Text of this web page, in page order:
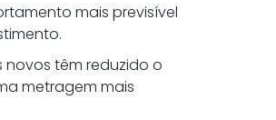
mais previsível
têm reduzido o
metragem mais